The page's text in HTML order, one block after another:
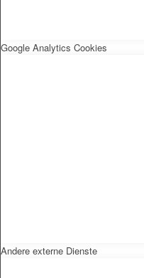
Google Analytics Cookies
Andere externe Dienste